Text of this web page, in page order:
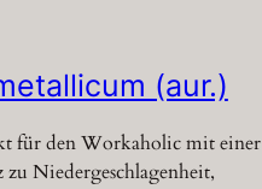
(aur.)
für den Workaholic mit einer
zu Niedergeschlagenheit,